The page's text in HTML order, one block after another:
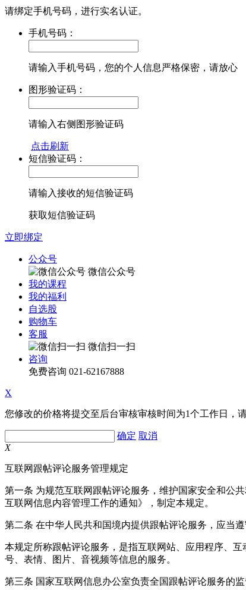
请绑定手机号码，进行实名认证。
手机号码：
请输入手机号码，您的个人信息严格保密，请放心
图形验证码：
请输入右侧图形验证码
点击刷新
短信验证码：
请输入接收的短信验证码
获取短信验证码
立即绑定
公众号
微信公众号
我的课程
我的福利
自选股
购物车
客服
微信扫一扫
咨询
免费咨询 021-62167888
X
您修改的价格将提交至后台审核审核时间为1个工作日，
确定 取消
X
互联网跟帖评论服务管理规定
第一条 为规范互联网跟帖评论服务，维护国家安全和公
互联网信息内容管理工作的通知》，制定本规定。
第二条 在中华人民共和国境内提供跟帖评论服务，应当遵
本规定所称跟帖评论服务，是指互联网站、应用程序、
号、表情、图片、音视频等信息的服务。
第三条 国家互联网信息办公室负责全国跟帖评论服务的